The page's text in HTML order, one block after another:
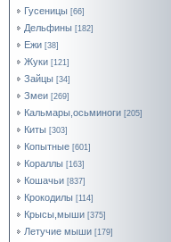
Гусеницы [66]
Дельфины [182]
Ежи [38]
Жуки [121]
Зайцы [34]
Змеи [269]
Кальмары,осьминоги [205]
Киты [303]
Копытные [601]
Кораллы [163]
Кошачьи [837]
Крокодилы [114]
Крысы,мыши [375]
Летучие мыши [179]